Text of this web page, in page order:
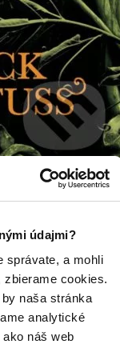
údajmi?
správate, a mohli
cookies.
naša stránka
analytické
náš web